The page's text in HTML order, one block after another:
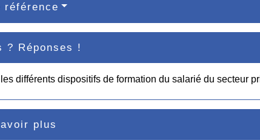
référence
? Réponses !
différents dispositifs de formation du salarié du secteur
plus